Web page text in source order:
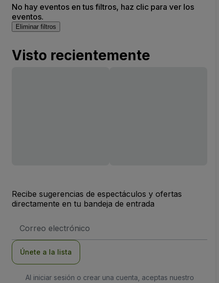
No hay eventos en tus filtros, haz clic para ver los
eventos.
Eliminar filtros
Visto recientemente
Recibe sugerencias de espectáculos y ofertas
directamente en tu bandeja de entrada
de
Únete a la lista
Al iniciar sesión o crear una cuenta, aceptas nuestro